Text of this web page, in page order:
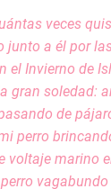
veces
junto a él por
el Invierno de
gran soledad:
de
perro
voltaje marino